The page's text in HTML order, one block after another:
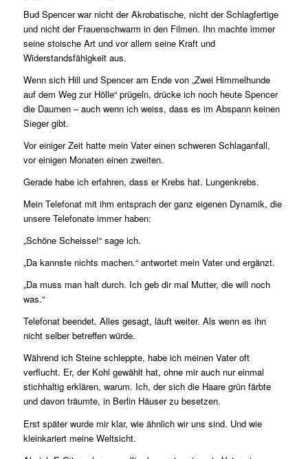
Bud Spencer war nicht der Akrobatische, nicht der Schlagfertige
und nicht der Frauenschwarm in den Filmen. Ihn machte immer
seine stoische Art und vor allem seine Kraft und
Widerstandsfähigkeit aus.
Wenn sich Hill und Spencer am Ende von „Zwei Himmelhunde
auf dem Weg zur Hölle“ prügeln, drücke ich noch heute Spencer
die Daumen – auch wenn ich weiss, dass es im Abspann keinen
Sieger gibt.
Vor einiger Zeit hatte mein Vater einen schweren Schlaganfall,
vor einigen Monaten einen zweiten.
Gerade habe ich erfahren, dass er Krebs hat. Lungenkrebs.
Mein Telefonat mit ihm entsprach der ganz eigenen Dynamik, die
unsere Telefonate immer haben:
„Schöne Scheisse!“ sage ich.
„Da kannste nichts machen.“ antwortet mein Vater und ergänzt.
„Da muss man halt durch. Ich geb dir mal Mutter, die will noch
was.“
Telefonat beendet. Alles gesagt, läuft weiter. Als wenn es ihn
nicht selber betreffen würde.
Während ich Steine schleppte, habe ich meinen Vater oft
verflucht. Er, der Kohl gewählt hat, ohne mir auch nur einmal
stichhaltig erklären, warum. Ich, der sich die Haare grün färbte
und davon träumte, in Berlin Häuser zu besetzen.
Erst später wurde mir klar, wie ähnlich wir uns sind. Und wie
kleinkariert meine Weltsicht.